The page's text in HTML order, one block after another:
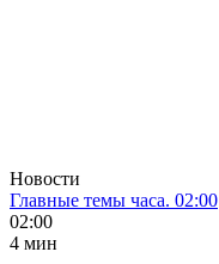
Новости
Главные темы часа. 02:00
02:00
4 мин